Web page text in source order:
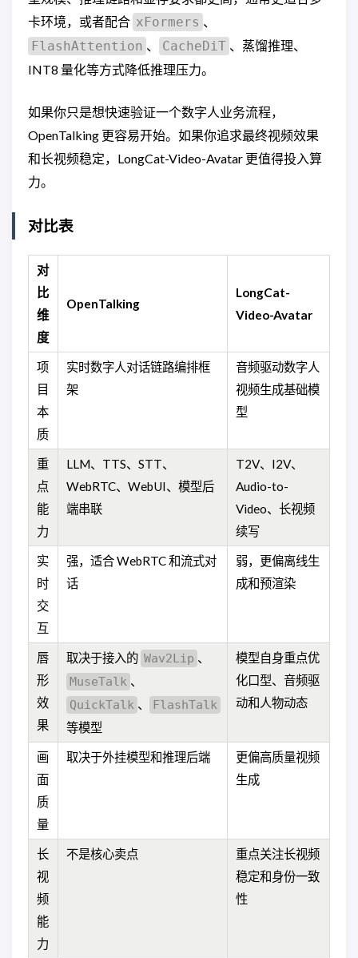
卡环境，或者配合 xFormers 、
FlashAttention 、 CacheDiT 、蒸馏推理、
INT8 量化等方式降低推理压力。
如果你只是想快速验证一个数字人业务流程，
OpenTalking 更容易开始。如果你追求最终视频效果
和长视频稳定，LongCat-Video-Avatar 更值得投入算
力。
对比表
对
比
维
度
OpenTalking
LongCat-
Video-Avatar
项
目
本
质
实时数字人对话链路编排框
架
音频驱动数字人
视频生成基础模
型
重
点
能
力
LLM、TTS、STT、
WebRTC、WebUI、模型后
端串联
T2V、I2V、
Audio-to-
Video、长视频
续写
实
时
交
互
强，适合 WebRTC 和流式对
话
弱，更偏离线生
成和预渲染
唇
形
效
果
取决于接入的 Wav2Lip 、
MuseTalk 、
QuickTalk 、
FlashTalk
等模型
模型自身重点优
化口型、音频驱
动和人物动态
画
面
质
量
取决于外挂模型和推理后端
更偏高质量视频
生成
长
视
频
能
力
不是核心卖点
重点关注长视频
稳定和身份一致
性